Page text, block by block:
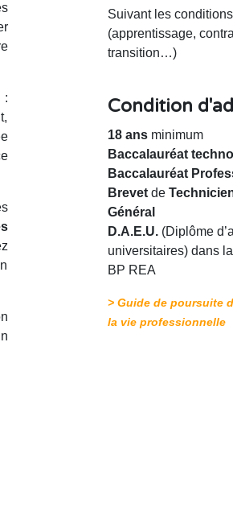
:
Suivant les
(apprentissage,
transition…)
Condition
18 ans minimum
Baccalauréat
Baccalauréat
Brevet de
Général
D.A.E.U. (Diplôme
universitaires) dans
BP REA
> Guide de poursuite
la vie professionnelle